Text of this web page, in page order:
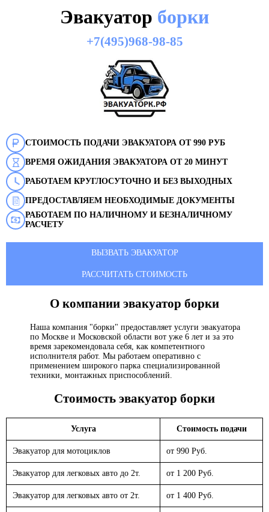
Эвакуатор борки
+7(495)968-98-85
СТОИМОСТЬ ПОДАЧИ ЭВАКУАТОРА ОТ 990 РУБ
ВРЕМЯ ОЖИДАНИЯ ЭВАКУАТОРА ОТ 20 МИНУТ
РАБОТАЕМ КРУГЛОСУТОЧНО И БЕЗ ВЫХОДНЫХ
ПРЕДОСТАВЛЯЕМ НЕОБХОДИМЫЕ ДОКУМЕНТЫ
РАБОТАЕМ ПО НАЛИЧНОМУ И БЕЗНАЛИЧНОМУ
РАСЧЕТУ
ВЫЗВАТЬ ЭВАКУАТОР
РАССЧИТАТЬ СТОИМОСТЬ
О компании эвакуатор борки
Наша компания "борки" предоставляет услуги эвакуатора
по Москве и Московской области вот уже 6 лет и за это
время зарекомендовала себя, как компетентного
исполнителя работ. Мы работаем оперативно с
применением широкого парка специализированной
техники, монтажных приспособлений.
Стоимость эвакуатор борки
Услуга Стоимость подачи
Эвакуатор для мотоциклов от 990 Руб.
Эвакуатор для легковых авто до 2т. от 1 200 Руб.
Эвакуатор для легковых авто от 2т. от 1 400 Руб.